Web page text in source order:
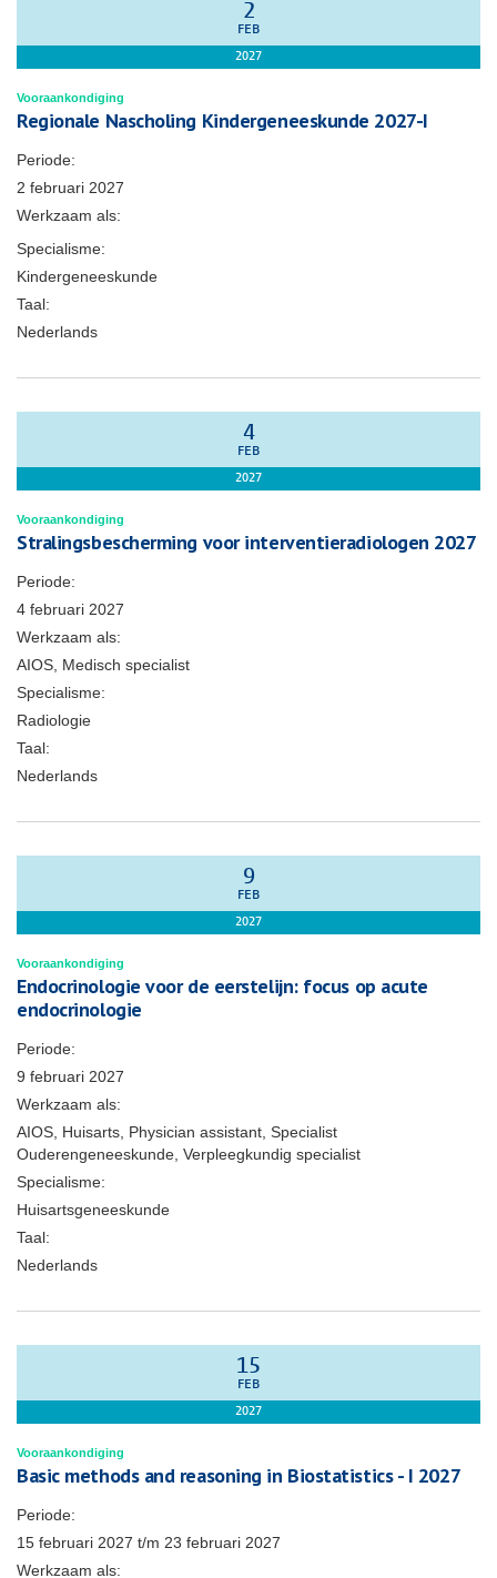
2
FEB
2027
Vooraankondiging
Regionale Nascholing Kindergeneeskunde 2027-I
Periode:
2 februari 2027
Werkzaam als:
Specialisme:
Kindergeneeskunde
Taal:
Nederlands
4
FEB
2027
Vooraankondiging
Stralingsbescherming voor interventieradiologen 2027
Periode:
4 februari 2027
Werkzaam als:
AIOS, Medisch specialist
Specialisme:
Radiologie
Taal:
Nederlands
9
FEB
2027
Vooraankondiging
Endocrinologie voor de eerstelijn: focus op acute
endocrinologie
Periode:
9 februari 2027
Werkzaam als:
AIOS, Huisarts, Physician assistant, Specialist
Ouderengeneeskunde, Verpleegkundig specialist
Specialisme:
Huisartsgeneeskunde
Taal:
Nederlands
15
FEB
2027
Vooraankondiging
Basic methods and reasoning in Biostatistics - I 2027
Periode:
15 februari 2027 t/m 23 februari 2027
Werkzaam als: